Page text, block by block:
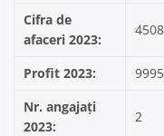
Cifra de
afaceri 2023:
Profit 2023:
Nr. angajați
2023:
2